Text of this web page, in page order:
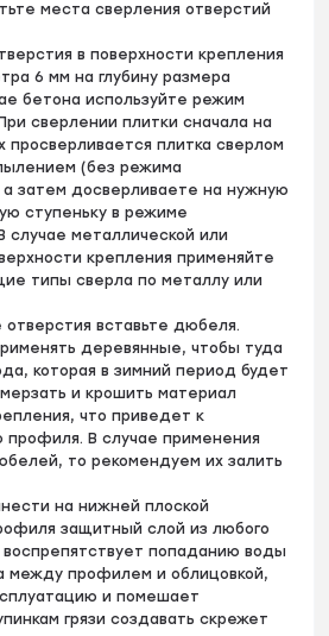
места сверления отверстий
в поверхности крепления
6 мм на глубину размера
бетона используйте режим
сверлении плитки сначала на
просверливается плитка сверлом
(без режима
затем досверливаете на нужную
ступеньку в режиме
случае металлической или
крепления применяйте
типы сверла по металлу или
вставьте дюбеля.
деревянные, чтобы туда
которая в зимний период будет
и крошить материал
что приведет к
профиля. В случае применения
то рекомендуем их залить
на нижней плоской
защитный слой из любого
воспрепятствует попаданию воды
между профилем и облицовкой,
и помешает
грязи создавать скрежет